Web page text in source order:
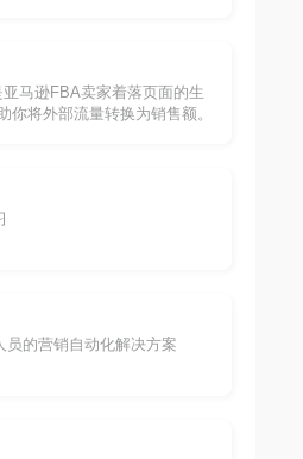
亚马逊FBA卖家着落页面的生
你将外部流量转换为销售额。
员的营销自动化解决方案